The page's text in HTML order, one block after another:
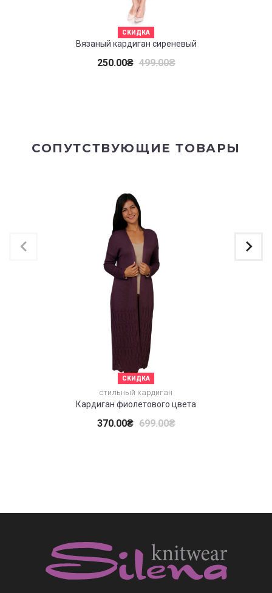
СКИДКА
Вязаный кардиган сиреневый
250.00₴ 499.00₴
СОПУТСТВУЮЩИЕ ТОВАРЫ
СКИДКА
стильный кардиган
Кардиган фиолетового цвета
370.00₴ 699.00₴